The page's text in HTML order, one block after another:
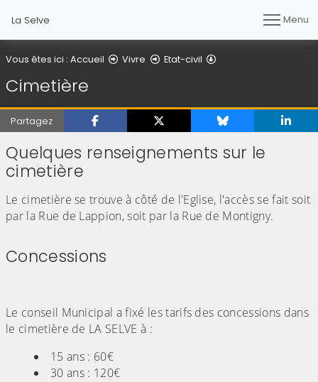
La Selve Menu
Vous êtes ici : Accueil Vivre Etat-civil
Cimetière
Partagez
Quelques renseignements sur le
cimetière
Le cimetière se trouve à côté de l'Eglise, l'accès se fait soit
par la Rue de Lappion, soit par la Rue de Montigny.
Concessions
Le conseil Municipal a fixé les tarifs des concessions dans
le cimetière de LA SELVE à :
15 ans : 60€
30 ans : 120€